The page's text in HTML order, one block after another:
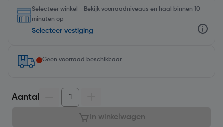
Selecteer winkel - Bekijk voorraadniveaus en haal binnen 10
minuten op
Selecteer vestiging
Geen voorraad beschikbaar
Aantal
In winkelwagen